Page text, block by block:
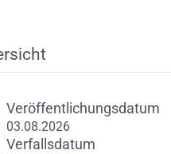
Veröffentlichungsdatum
03.08.2026
Verfallsdatum